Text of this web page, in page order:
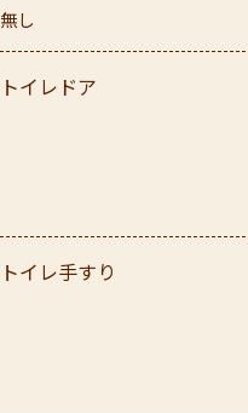
無し
トイレドア
トイレ手すり